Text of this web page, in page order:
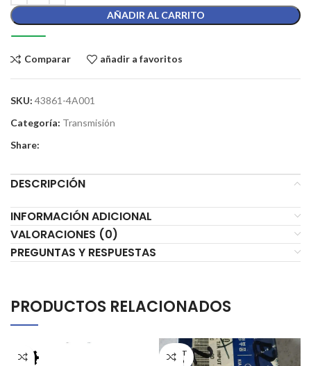
AÑADIR AL CARRITO
Comparar añadir a favoritos
SKU: 43861-4A001
Categoría: Transmisión
Share:
DESCRIPCIÓN
INFORMACIÓN ADICIONAL
VALORACIONES (0)
PREGUNTAS Y RESPUESTAS
PRODUCTOS RELACIONADOS
AGOT
ADO